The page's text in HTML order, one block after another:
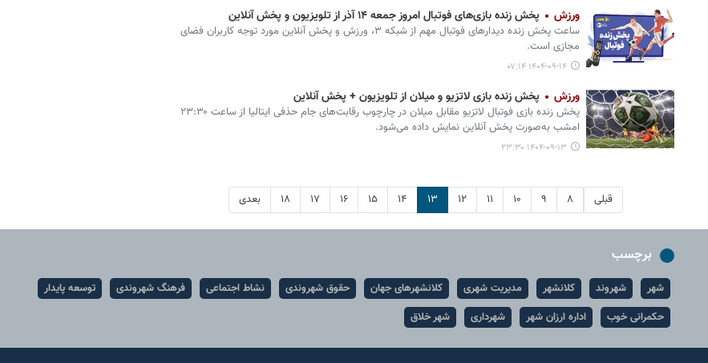
ورزش پخش زنده بازی‌های فوتبال امروز جمعه ۱۴ آذر از تلویزیون و پخش آنلاین
ساعت پخش زنده دیدارهای فوتبال مهم از شبکه ۳، ورزش و پخش آنلاین مورد توجه کاربران فضای
مجازی است.
۱۴۰۴-۰۹-۱۴ ۰۷:۱۴
ورزش پخش زنده بازی لاتزیو و میلان از تلویزیون + پخش آنلاین
پخش زنده بازی فوتبال لاتزیو مقابل میلان در چارچوب رقابت‌های جام حذفی ایتالیا از ساعت ۲۳:۳۰
امشب به‌صورت پخش آنلاین نمایش داده می‌شود.
۱۴۰۴-۰۹-۱۳ ۲۳:۳۰
قبلی ۸ ۹ ۱۰ ۱۱ ۱۲ ۱۳ ۱۴ ۱۵ ۱۶ ۱۷ ۱۸ بعدی
برچسب
شهر شهروند کلانشهر مدیریت شهری کلانشهرهای جهان حقوق شهروندی نشاط اجتماعی فرهنگ شهروندی
توسعه پایدار
حکمرانی خوب
اداره ارزان شهر شهرداری شهر خلاق